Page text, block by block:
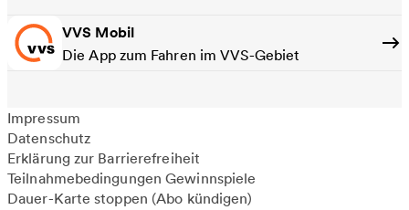
VVS Mobil
Die App zum Fahren im VVS-Gebiet
Impressum
Datenschutz
Erklärung zur Barrierefreiheit
Teilnahmebedingungen Gewinnspiele
Dauer-Karte stoppen (Abo kündigen)